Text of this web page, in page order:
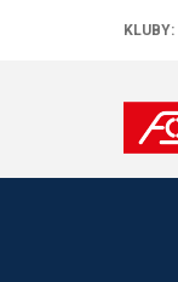
KLUBY: